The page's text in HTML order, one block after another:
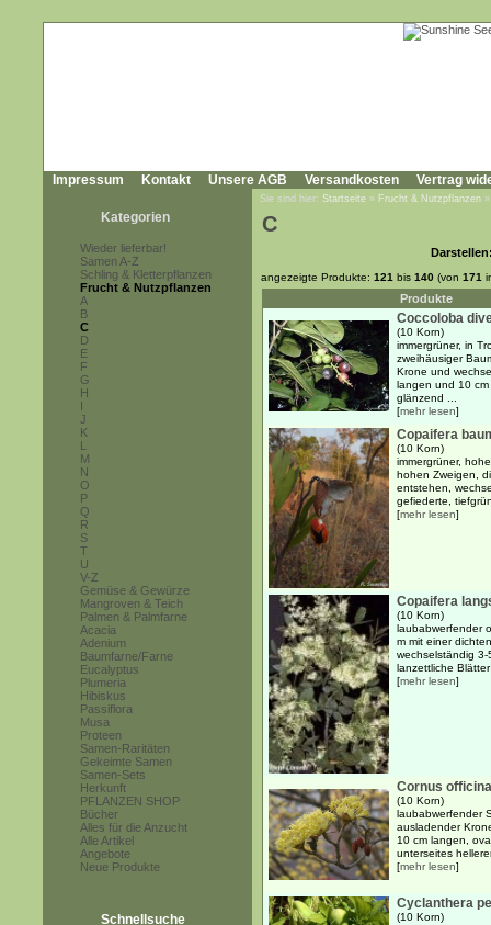
Impressum Kontakt Unsere AGB Versandkosten Vertrag
Kategorien
Wieder lieferbar!
Samen A-Z
Schling & Kletterpflanzen
Frucht & Nutzpflanzen
A
B
C
D
E
F
G
H
I
J
K
L
M
N
O
P
Q
R
S
T
U
V-Z
Gemüse & Gewürze
Mangroven & Teich
Palmen & Palmfarne
Acacia
Adenium
Baumfarne/Farne
Eucalyptus
Plumeria
Hibiskus
Passiflora
Musa
Proteen
Samen-Raritäten
Gekeimte Samen
Samen-Sets
Herkunft
PFLANZEN SHOP
Bücher
Alles für die Anzucht
Alle Artikel
Angebote
Neue Produkte
Schnellsuche
Sie sind hier: Startseite » Frucht & Nutzpflanzen
C
angezeigte Produkte: 121 bis 140 (von 171
Produkte
Coccoloba
(10 Korn)
immergrüner, in
zweihäusiger
Krone und
langen und 10
glänzend ...
[mehr lesen]
Copaifera
(10 Korn)
immergrüner,
hohen Zweigen,
entstehen,
gefiederte,
[mehr lesen]
Copaifera
(10 Korn)
laubabwerfender
m mit einer
wechselständig
lanzettliche
[mehr lesen]
Cornus
(10 Korn)
laubabwerfender
ausladender
10 cm langen,
unterseites
[mehr lesen]
Cyclanthera
(10 Korn)